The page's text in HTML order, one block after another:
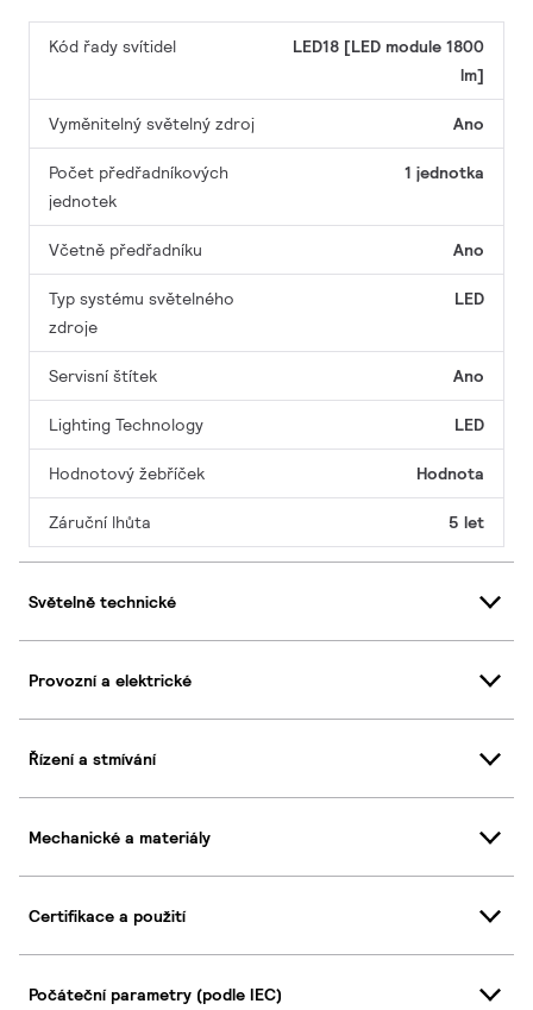
Kód řady svítidel
LED18 [LED module 1800
lm]
Vyměnitelný světelný zdroj Ano
Počet předřadníkových
jednotek
1 jednotka
Včetně předřadníku Ano
Typ systému světelného
zdroje
LED
Servisní štítek Ano
Lighting Technology LED
Hodnotový žebříček Hodnota
Záruční lhůta 5 let
Světelně technické
Provozní a elektrické
Řízení a stmívání
Mechanické a materiály
Certifikace a použití
Počáteční parametry (podle IEC)